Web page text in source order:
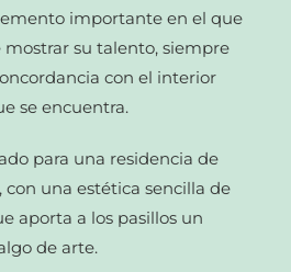
importante en el que
su talento, siempre
con el interior
se encuentra.
para una residencia de
con una estética sencilla de
aporta a los pasillos un
de arte.